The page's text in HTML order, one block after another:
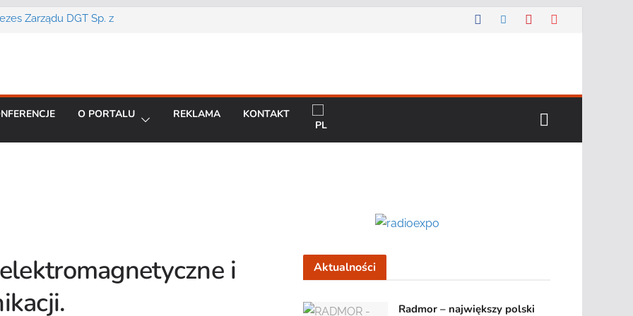
Zarządu DGT Sp. z
bezpieczeństwa
R7 od Motorola
O PORTALU REKLAMA KONTAKT
i
Aktualności
Radmor – największy polski